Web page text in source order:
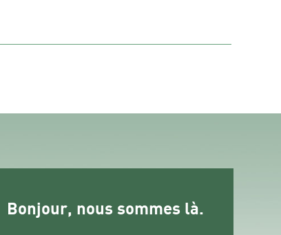
Bonjour, nous sommes là.